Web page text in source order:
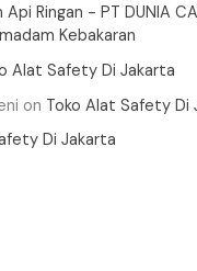
Ringan - PT DUNIA
Kebakaran
Alat Safety Di Jakarta
on Toko Alat Safety Di
Di Jakarta